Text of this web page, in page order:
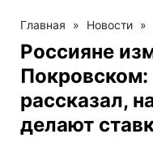
Главная » Новости »
Россияне
рассказал,
делают